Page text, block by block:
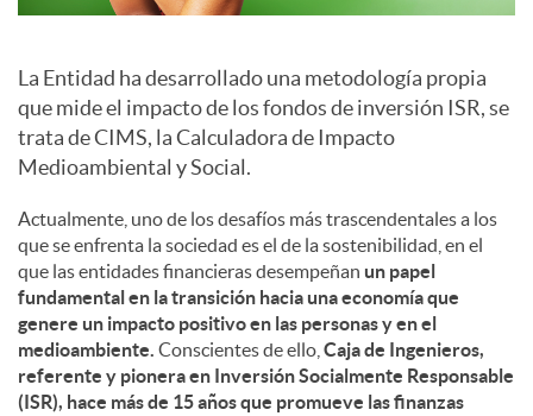
s
La Entidad ha desarrollado una metodología propia
que mide el impacto de los fondos de inversión ISR, se
trata de CIMS, la Calculadora de Impacto
Medioambiental y Social.
Actualmente, uno de los desafíos más trascendentales a los
que se enfrenta la sociedad es el de la sostenibilidad, en el
que las entidades financieras desempeñan un papel
fundamental en la transición hacia una economía que
genere un impacto positivo en las personas y en el
medioambiente. Conscientes de ello, Caja de Ingenieros,
referente y pionera en Inversión Socialmente Responsable
(ISR), hace más de 15 años que promueve las finanzas